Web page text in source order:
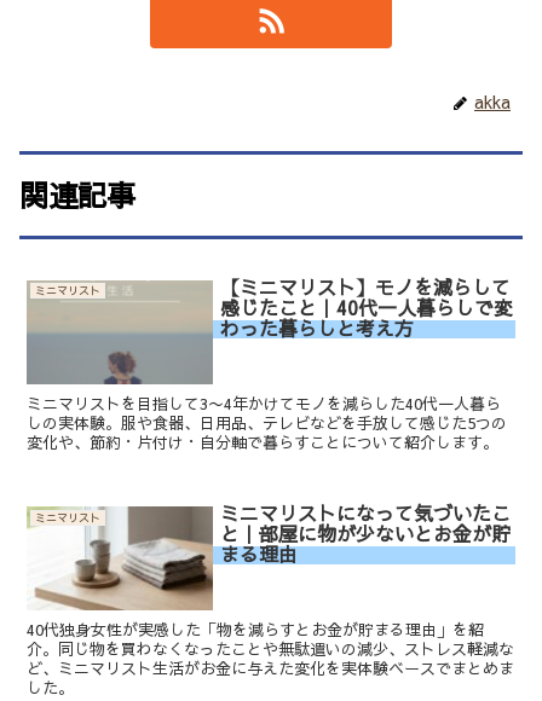
akka
関連記事
ミニマリスト 【ミニマリスト】モノを減らして
感じたこと｜40代一人暮らしで変
わった暮らしと考え方
ミニマリストを目指して3〜4年かけてモノを減らした40代一人暮ら
しの実体験。服や食器、日用品、テレビなどを手放して感じた5つの
変化や、節約・片付け・自分軸で暮らすことについて紹介します。
ミニマリスト ミニマリストになって気づいたこ
と｜部屋に物が少ないとお金が貯
まる理由
40代独身女性が実感した「物を減らすとお金が貯まる理由」を紹
介。同じ物を買わなくなったことや無駄遣いの減少、ストレス軽減な
ど、ミニマリスト生活がお金に与えた変化を実体験ベースでまとめま
した。